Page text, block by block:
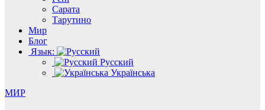
Сарата
Тарутино
Мир
Блог
Язык:
Русский
Українська
МИР